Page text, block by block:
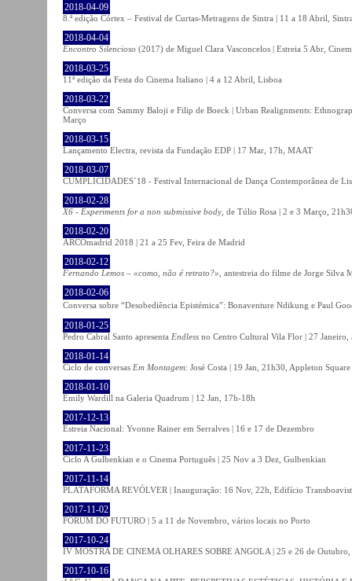
2018-04-09
8.ª edição Córtex – Festival de Curtas-Metragens de Sintra | 11 a 18 Abril,
2018-04-04
Encontro Silencioso (2017) de Miguel Clara Vasconcelos | Estreia 5 Abr,
2018-03-25
11ª edição da Festa do Cinema Italiano | 4 a 12 Abril, Lisboa
2018-03-22
Conversa com Sammy Baloji e Filip de Boeck | Urban Realignments:
Março
2018-03-15
Lançamento Electra, revista da Fundação EDP | 17 Mar, 17h, MAAT
2018-03-07
CUMPLICIDADES´18 - Festival Internacional de Dança Contemporânea de
2018-02-28
X6 - Experiments for a non submissive body , de Túlio Rosa | 2 e 3 Março,
2018-02-20
ARCOmadrid 2018 | 21 a 25 Fev, Feira de Madrid
2018-02-12
Fernando Lemos – «como, não é retrato?» , antestreia do filme de Jorge Silva
2018-02-06
Conversa sobre “Desobediência Epistémica”: Bonaventure Ndikung e Paul
2018-01-25
Pedro Cabral Santo apresenta Endless no Centro Cultural Vila Flor | 27 Janeiro,
2018-01-14
Ciclo de conversas Em Montagem: José Costa | 19 Jan, 21h30, Appleton Square
2018-01-10
Emily Wardill na Galeria Quadrum | 12 Jan, 17h-18h
2017-12-13
Estreia Nacional: Yvonne Rainer em Serralves | 16 e 17 de Dezembro
2017-11-23
Ciclo A Gulbenkian e o Cinema Português | 25 Nov a 3 Dez, Gulbenkian
2017-11-14
PLATAFORMA REVÓLVER | Inauguração: 16 Nov, 22h, Edifício
2017-11-02
FÓRUM DO FUTURO | 5 a 11 de Novembro, vários locais no Porto
2017-10-24
IV MOSTRA DE CINEMA OLHARES SOBRE ANGOLA | 25 e 26 de
2017-10-16